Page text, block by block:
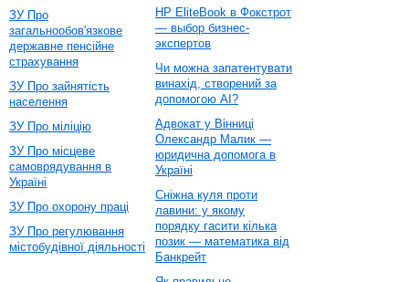
ЗУ Про
загальнообов'язкове
державне пенсійне
страхування
ЗУ Про зайнятість
населення
ЗУ Про міліцію
ЗУ Про місцеве
самоврядування в
Україні
ЗУ Про охорону праці
ЗУ Про регулювання
містобудівної діяльності
HP EliteBook в Фокстрот
— выбор бизнес-
экспертов
Чи можна запатентувати
винахід, створений за
допомогою AI?
Адвокат у Вінниці
Олександр Малик —
юридична допомога в
Україні
Сніжна куля проти
лавини: у якому
порядку гасити кілька
позик — математика від
Банкрейт